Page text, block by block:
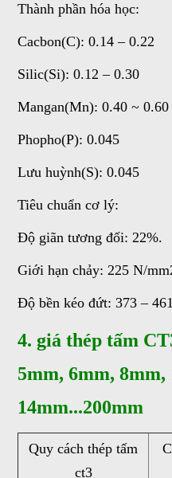
Thành phần hóa học:
Cacbon(C): 0.14 – 0.22
Silic(Si): 0.12 – 0.30
Mangan(Mn): 0.40 ~ 0.60
Phopho(P): 0.045
Lưu huỳnh(S): 0.045
Tiêu chuẩn cơ lý:
Độ giãn tương đối: 22%.
Giới hạn chảy: 225 N/
Độ bền kéo đứt: 373 –
4. giá thép tấm
5mm, 6mm, 8mm,
14mm...200mm
Quy cách thép tấm
ct3